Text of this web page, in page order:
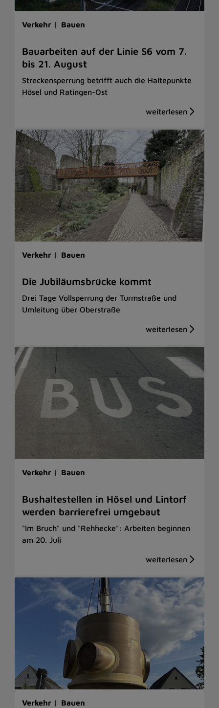
Verkehr | Bauen
Bauarbeiten auf der Linie S6 vom 7.
bis 21. August
Streckensperrung betrifft auch die Haltepunkte
Hösel und Ratingen-Ost
Verkehr | Bauen
Die Jubiläumsbrücke kommt
Drei Tage Vollsperrung der Turmstraße und
Umleitung über Oberstraße
Verkehr | Bauen
Bushaltestellen in Hösel und Lintorf
werden barrierefrei umgebaut
"Im Bruch" und "Rehhecke": Arbeiten beginnen
am 20. Juli
Verkehr | Bauen